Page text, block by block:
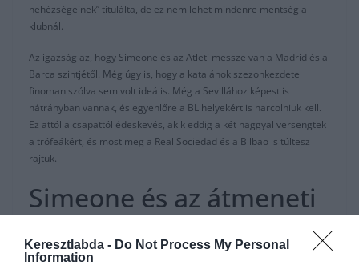
Keresztlabda - Do Not Process My Personal
Information
nehézségeinek” titulálta, de ez nem lehet mindenre mentség a
klubnál.
Az igazság az, hogy Simeone és az Atleti messze van a Madrid és a
Barca szintjétől. Még úgy is, hogy a katalánok szezonkezdete
finoman szólva sem volt ideális. Még a Sevillához képest is
hátrányban vannak, és egyenlőre a BL helyekért is harcolniuk kell.
Ez attól a csapattól édeskevés, akik eddig a két naggyal versengtek
a trófeákért, és most meg a Real Sociedad és a Bilbao is túltesz
rajtuk.
Simeone és az átmeneti
időszak